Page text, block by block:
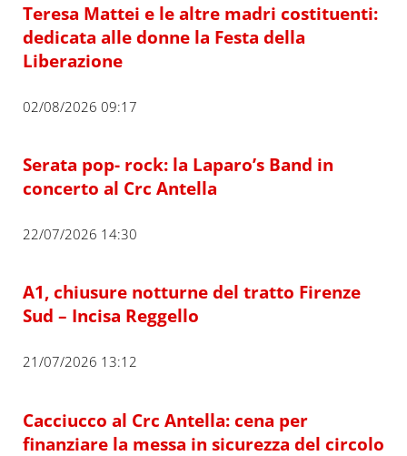
Teresa Mattei e le altre madri costituenti:
dedicata alle donne la Festa della
Liberazione
02/08/2026 09:17
Serata pop- rock: la Laparo’s Band in
concerto al Crc Antella
22/07/2026 14:30
A1, chiusure notturne del tratto Firenze
Sud – Incisa Reggello
21/07/2026 13:12
Cacciucco al Crc Antella: cena per
finanziare la messa in sicurezza del circolo